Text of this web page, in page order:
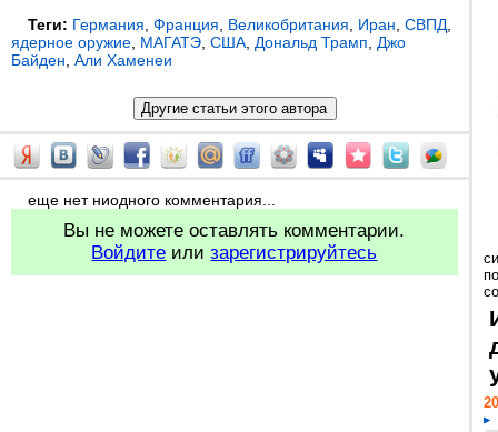
Теги: Германия Франция Великобритания Иран СВПД
ядерное оружие МАГАТЭ США Дональд Трамп
Джо
Байден Али Хаменеи
еще нет ниодного комментария...
Вы не можете оставлять комментарии.
Войдите илизарегистрируйтесь